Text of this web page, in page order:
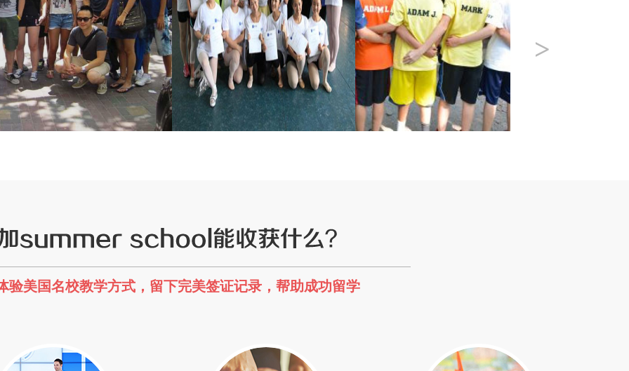
>
验美国名校教学方式，留下完美签证记录，帮助成功留学